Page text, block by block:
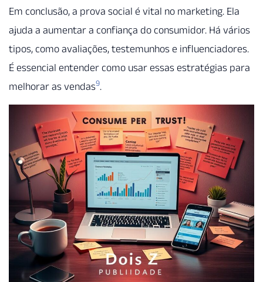
Em conclusão, a prova social é vital no marketing. Ela
ajuda a aumentar a confiança do consumidor. Há vários
tipos, como avaliações, testemunhos e influenciadores.
É essencial entender como usar essas estratégias para
melhorar as vendas9.